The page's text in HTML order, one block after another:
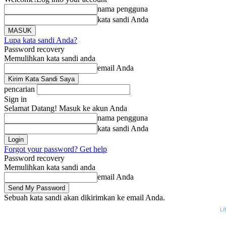
nama pengguna
kata sandi Anda
Lupa kata sandi Anda?
Password recovery
Memulihkan kata sandi anda
email Anda
pencarian
Sign in
Selamat Datang! Masuk ke akun Anda
nama pengguna
kata sandi Anda
Forgot your password? Get help
Password recovery
Memulihkan kata sandi anda
email Anda
Sebuah kata sandi akan dikirimkan ke email Anda.